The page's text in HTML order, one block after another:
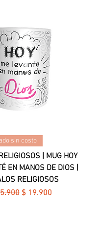
sin costo
| MUG HOY
EN MANOS DE DIOS |
RELIGIOSOS
Precio de oferta
$ 19.900